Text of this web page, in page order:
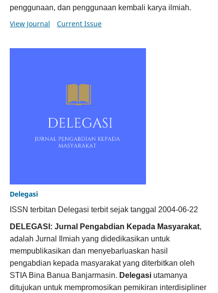
penggunaan, dan penggunaan kembali karya ilmiah.
View Journal Current Issue
Delegasi
ISSN terbitan Delegasi terbit sejak tanggal 2004-06-22
DELEGASI: Jurnal Pengabdian Kepada Masyarakat,
adalah Jurnal Ilmiah yang didedikasikan untuk
mempublikasikan dan menyebarluaskan hasil
pengabdian kepada masyarakat yang diterbitkan oleh
STIA Bina Banua Banjarmasin. Delegasiutamanya
ditujukan untuk mempromosikan pemikiran interdisipliner